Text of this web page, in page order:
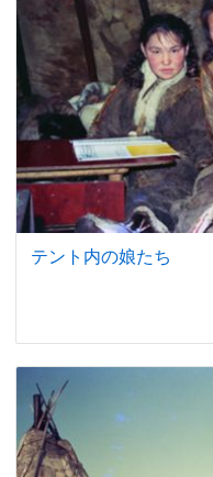
テント内の娘たち